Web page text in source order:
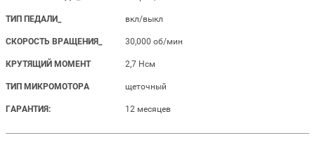
ТИП ПЕДАЛИ_ вкл/выкл
СКОРОСТЬ ВРАЩЕНИЯ_ 30,000 об/мин
КРУТЯЩИЙ МОМЕНТ 2,7 Нсм
ТИП МИКРОМОТОРА щеточный
ГАРАНТИЯ: 12 месяцев